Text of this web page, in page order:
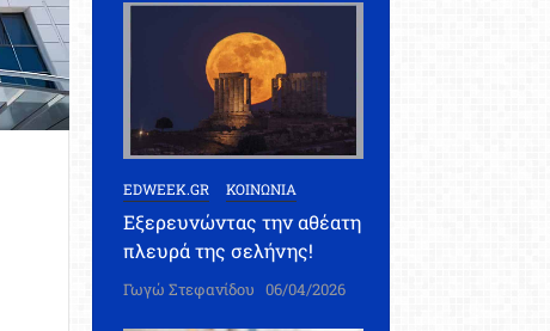
απαντήσεις
EDWEEK.GR ΚΟΙΝΩΝΙΑ
Εξερευνώντας την αθέατη
πλευρά της σελήνης!
Γωγώ Στεφανίδου 06/04/2026